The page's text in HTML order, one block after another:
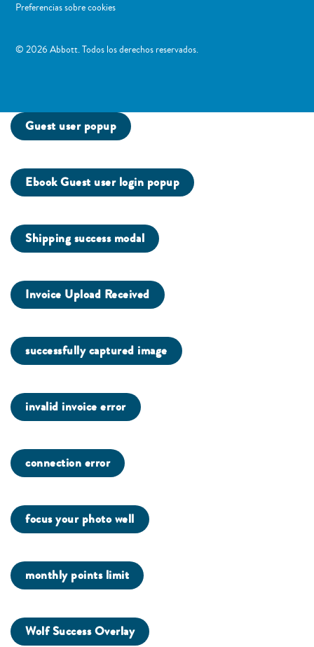
Preferencias sobre cookies
​© 2026 Abbott. Todos los derechos reservados.
Guest user popup
Ebook Guest user login popup
Shipping success modal
Invoice Upload Received
successfully captured image
invalid invoice error
connection error
focus your photo well
monthly points limit
Wolf Success Overlay